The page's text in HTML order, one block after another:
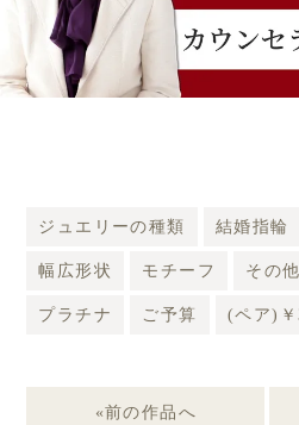
ジュエリーの種類 結婚指輪
幅広形状 モチーフ その他
プラチナ ご予算 (ペア)￥
«前の作品へ